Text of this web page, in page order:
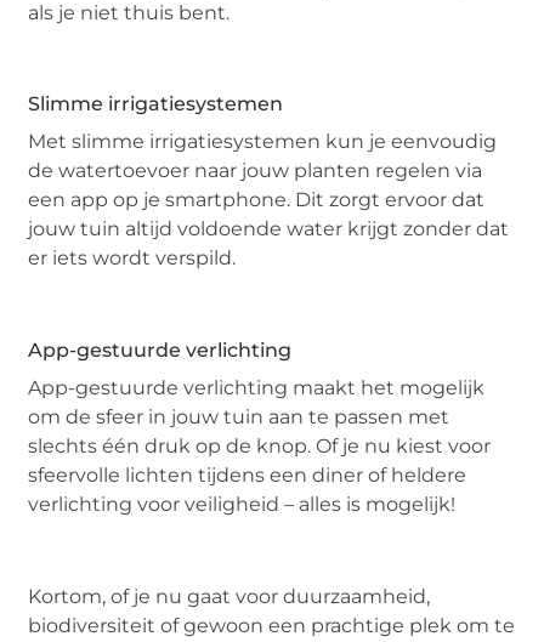
als je niet thuis bent.
Slimme irrigatiesystemen
Met slimme irrigatiesystemen kun je eenvoudig
de watertoevoer naar jouw planten regelen via
een app op je smartphone. Dit zorgt ervoor dat
jouw tuin altijd voldoende water krijgt zonder dat
er iets wordt verspild.
App-gestuurde verlichting
App-gestuurde verlichting maakt het mogelijk
om de sfeer in jouw tuin aan te passen met
slechts één druk op de knop. Of je nu kiest voor
sfeervolle lichten tijdens een diner of heldere
verlichting voor veiligheid – alles is mogelijk!
Kortom, of je nu gaat voor duurzaamheid,
biodiversiteit of gewoon een prachtige plek om te